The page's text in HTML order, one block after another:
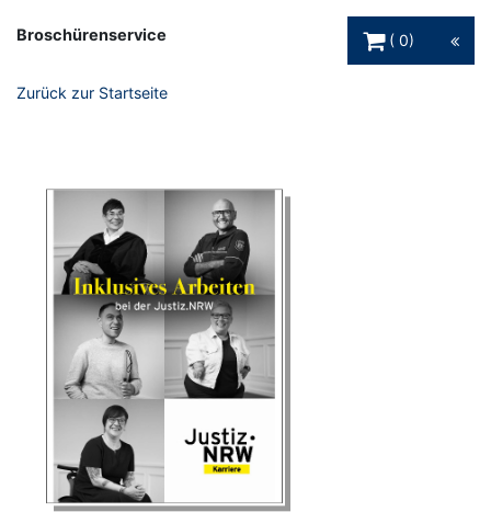
Broschürenservice
0
Zurück zur Startseite